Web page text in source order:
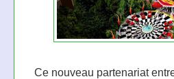
Ce nouveau partenariat